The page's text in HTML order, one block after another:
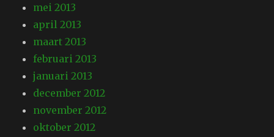
mei 2013
april 2013
maart 2013
februari 2013
januari 2013
december 2012
november 2012
oktober 2012